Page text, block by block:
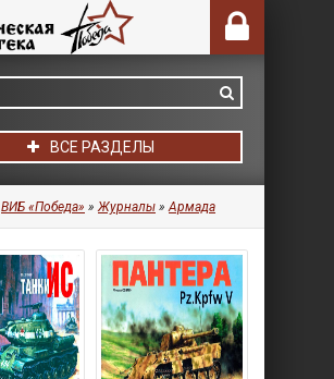
ВСЕ РАЗДЕЛЫ
ВИБ «Победа» »Журналы »Армада